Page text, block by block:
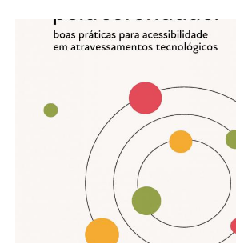
Territórios conectados pela sororidade